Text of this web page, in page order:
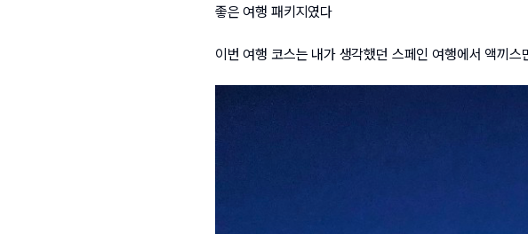
좋은 여행 패키지였다
이번 여행 코스는 내가 생각했던 스페인 여행에서 액끼